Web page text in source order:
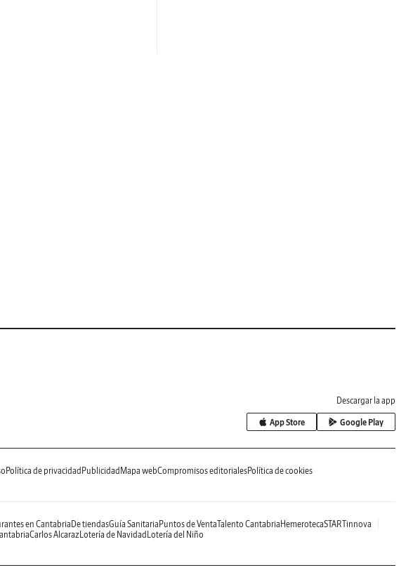
Descargar la app
App Store Google Play
Política de privacidad Publicidad Mapa webCompromisos editorialesPolítica de cookies
en Cantabria De tiendasGuía Sanitaria Puntos de VentaTalento Cantabria HemerotecaSTARTinnova
Carlos AlcarazLotería de Navidad Lotería del Niño